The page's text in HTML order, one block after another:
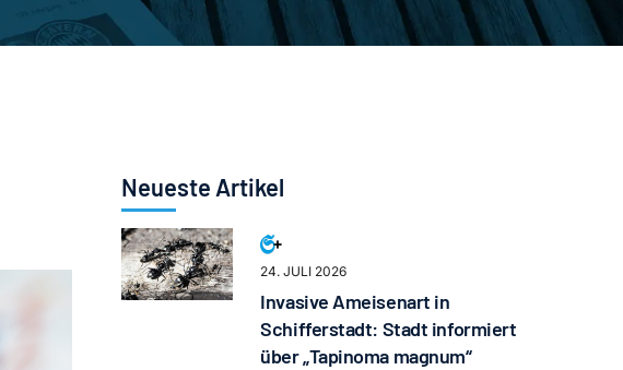
Neueste Artikel
24. JULI 2026
Invasive Ameisenart in
Schifferstadt: Stadt informiert
über „Tapinoma magnum“